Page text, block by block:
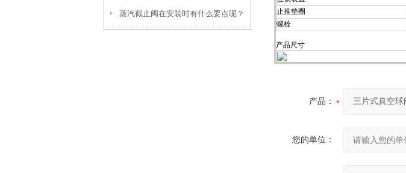
蒸汽截止阀在安装时有什么要点呢？
止推垫圈
螺栓
产品尺寸
产品：
您的单位：